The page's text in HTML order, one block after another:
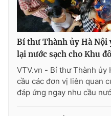
Bí thư Thành ủy Hà Nội
lại nước sạch cho Khu
VTV.vn - Bí thư Thành ủy
cầu các đơn vị liên quan
đáp ứng ngay nhu cầu